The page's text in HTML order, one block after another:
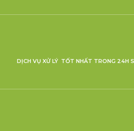
DỊCH VỤ XỬ LÝ TỐT NHẤT TRONG 24H